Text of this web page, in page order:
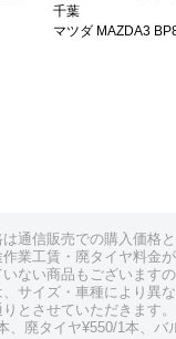
千葉
マツダ MAZDA3
通信販売での購入価格
業工賃・廃タイヤ料金
ない商品もございます
サイズ・車種により異な
とさせていただきます。
廃タイヤ¥550/1本、バ